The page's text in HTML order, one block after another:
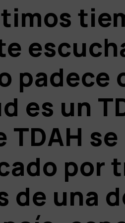
padece
es un
TDAH
por
de una